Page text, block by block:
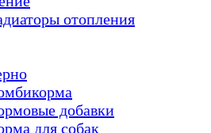
отопления
добавки
для собак